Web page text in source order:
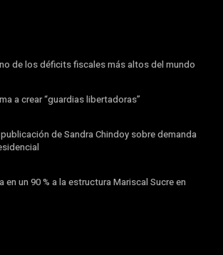
de los déficits fiscales más altos del mundo
a crear “guardias libertadoras”
de Sandra Chindoy sobre demanda
un 90 % a la estructura Mariscal Sucre en